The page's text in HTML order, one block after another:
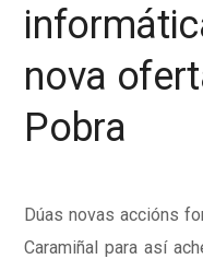
nova
Pobra
Dúas novas accións
Caramiñal para así